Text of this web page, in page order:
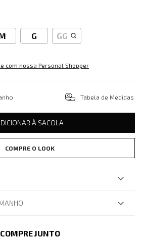
G GG
com nossa Personal Shopper
Tabela de Medidas
À SACOLA
COMPRE O LOOK
COMPRE JUNTO